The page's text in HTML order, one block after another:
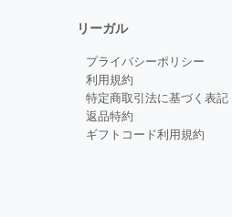
リーガル
プライバシーポリシー
利用規約
特定商取引法に基づく表記
返品特約
ギフトコード利用規約